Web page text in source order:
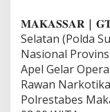
a
n
B
N
N
G
e
l
𝐌𝐀𝐊𝐀𝐒𝐒𝐀𝐑 |
Selatan (Polda
Nasional
Apel Gelar
Rawan
Polrestabes